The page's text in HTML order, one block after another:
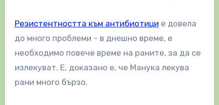
Резистентността към антибиотици е довела
до много проблеми – в днешно време, е
необходимо повече време на раните, за да се
излекуват. Е, доказано е, че Манука лекува
рани много бързо.